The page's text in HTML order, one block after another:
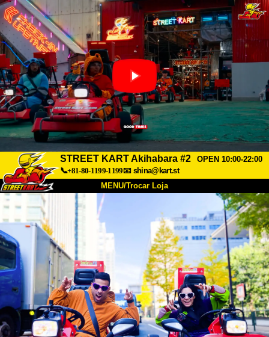
STREET KART Akihabara #2
OPEN 10:00-22:00
📞+81-80-1199-1199📧 shina@kart.st
MENU/Trocar Loja
Sobre Especificações Preços
Acesso Opiniões FAQ
Empresa Reserva
Trocar Loja
Tokyo Shinagawa Tokyo Akihabara#1
Tokyo Akihabara#2 Tokyo Shibuya